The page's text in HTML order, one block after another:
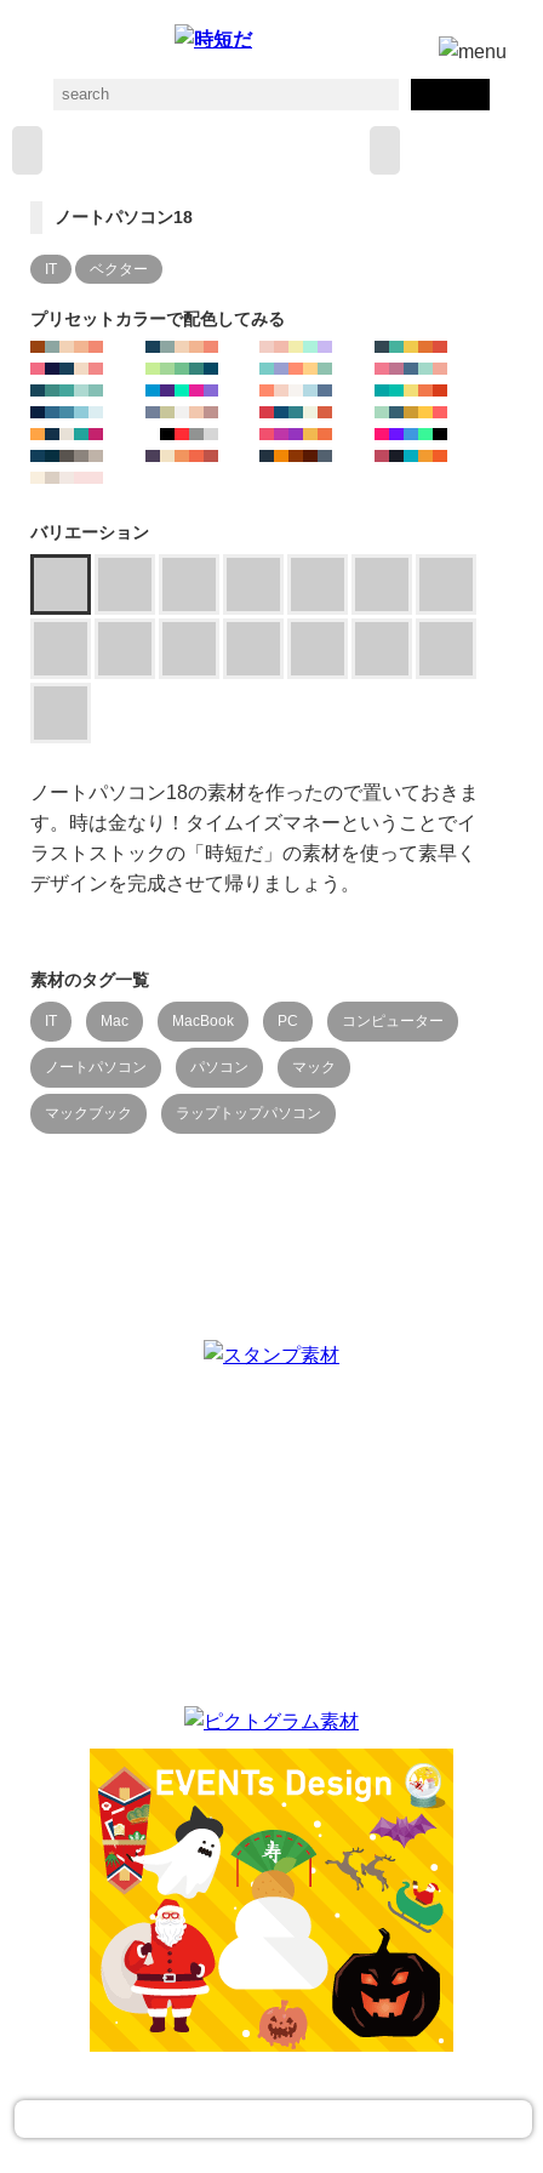
ノートパソコン18
IT ベクター
プリセットカラーで配色してみる
バリエーション
ノートパソコン18の素材を作ったので置いておきま
す。時は金なり！タイムイズマネーということでイ
ラストストックの「時短だ」の素材を使って素早く
デザインを完成させて帰りましょう。
素材のタグ一覧
IT Mac MacBook PC コンピューター
ノートパソコン パソコン マック
マックブック ラップトップパソコン